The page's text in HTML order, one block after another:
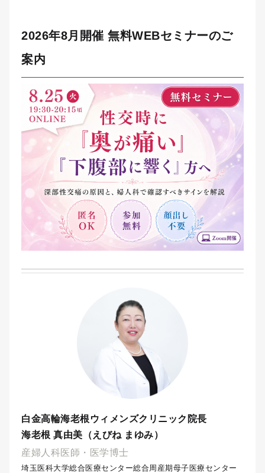
2026年8月開催 無料WEBセミナーのご
案内
白金高輪海老根ウィメンズクリニック院長
海老根 真由美（えびね まゆみ）
産婦人科医師・医学博士
埼玉医科大学総合医療センター総合周産期母子医療センター